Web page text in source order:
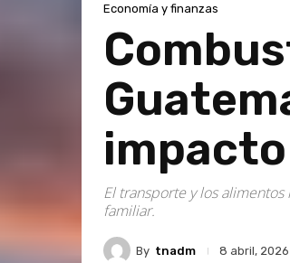
Economía y finanzas
El transporte y los
familiar.
By tnadm 8 abril, 2026